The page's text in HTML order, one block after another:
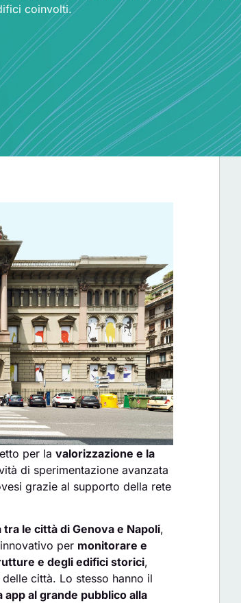
coinvolti.
per lavalorizzazione e la
di sperimentazione avanzata
grazie al supporto della rete
le città di Genova e Napoli,
per monitorare e
e degli edifici storici,
delle città. Lo stesso hanno il
al grande pubblico alla